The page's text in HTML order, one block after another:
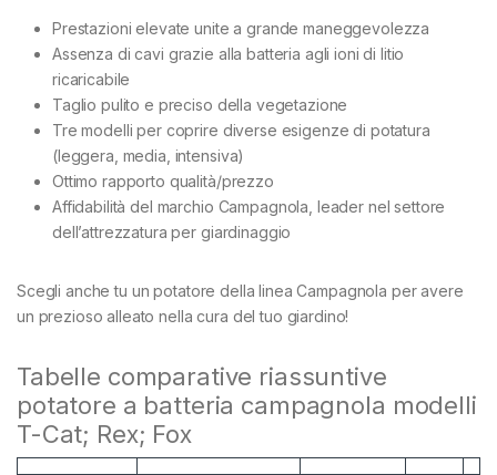
Prestazioni elevate unite a grande maneggevolezza
Assenza di cavi grazie alla batteria agli ioni di litio
ricaricabile
Taglio pulito e preciso della vegetazione
Tre modelli per coprire diverse esigenze di potatura
(leggera, media, intensiva)
Ottimo rapporto qualità/prezzo
Affidabilità del marchio Campagnola, leader nel settore
dell’attrezzatura per giardinaggio
Scegli anche tu un potatore della linea Campagnola per avere
un prezioso alleato nella cura del tuo giardino!
Tabelle comparative riassuntive
potatore a batteria campagnola modelli
T-Cat; Rex; Fox